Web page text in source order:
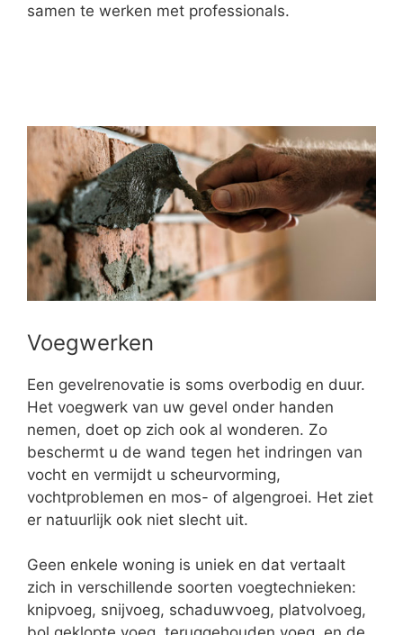
samen te werken met professionals.
Voegwerken
Een gevelrenovatie is soms overbodig en duur.
Het voegwerk van uw gevel onder handen
nemen, doet op zich ook al wonderen. Zo
beschermt u de wand tegen het indringen van
vocht en vermijdt u scheurvorming,
vochtproblemen en mos- of algengroei. Het ziet
er natuurlijk ook niet slecht uit.
Geen enkele woning is uniek en dat vertaalt
zich in verschillende soorten voegtechnieken:
knipvoeg, snijvoeg, schaduwvoeg, platvolvoeg,